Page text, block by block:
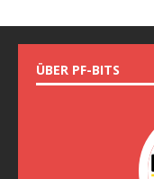
ÜBER PF-BITS